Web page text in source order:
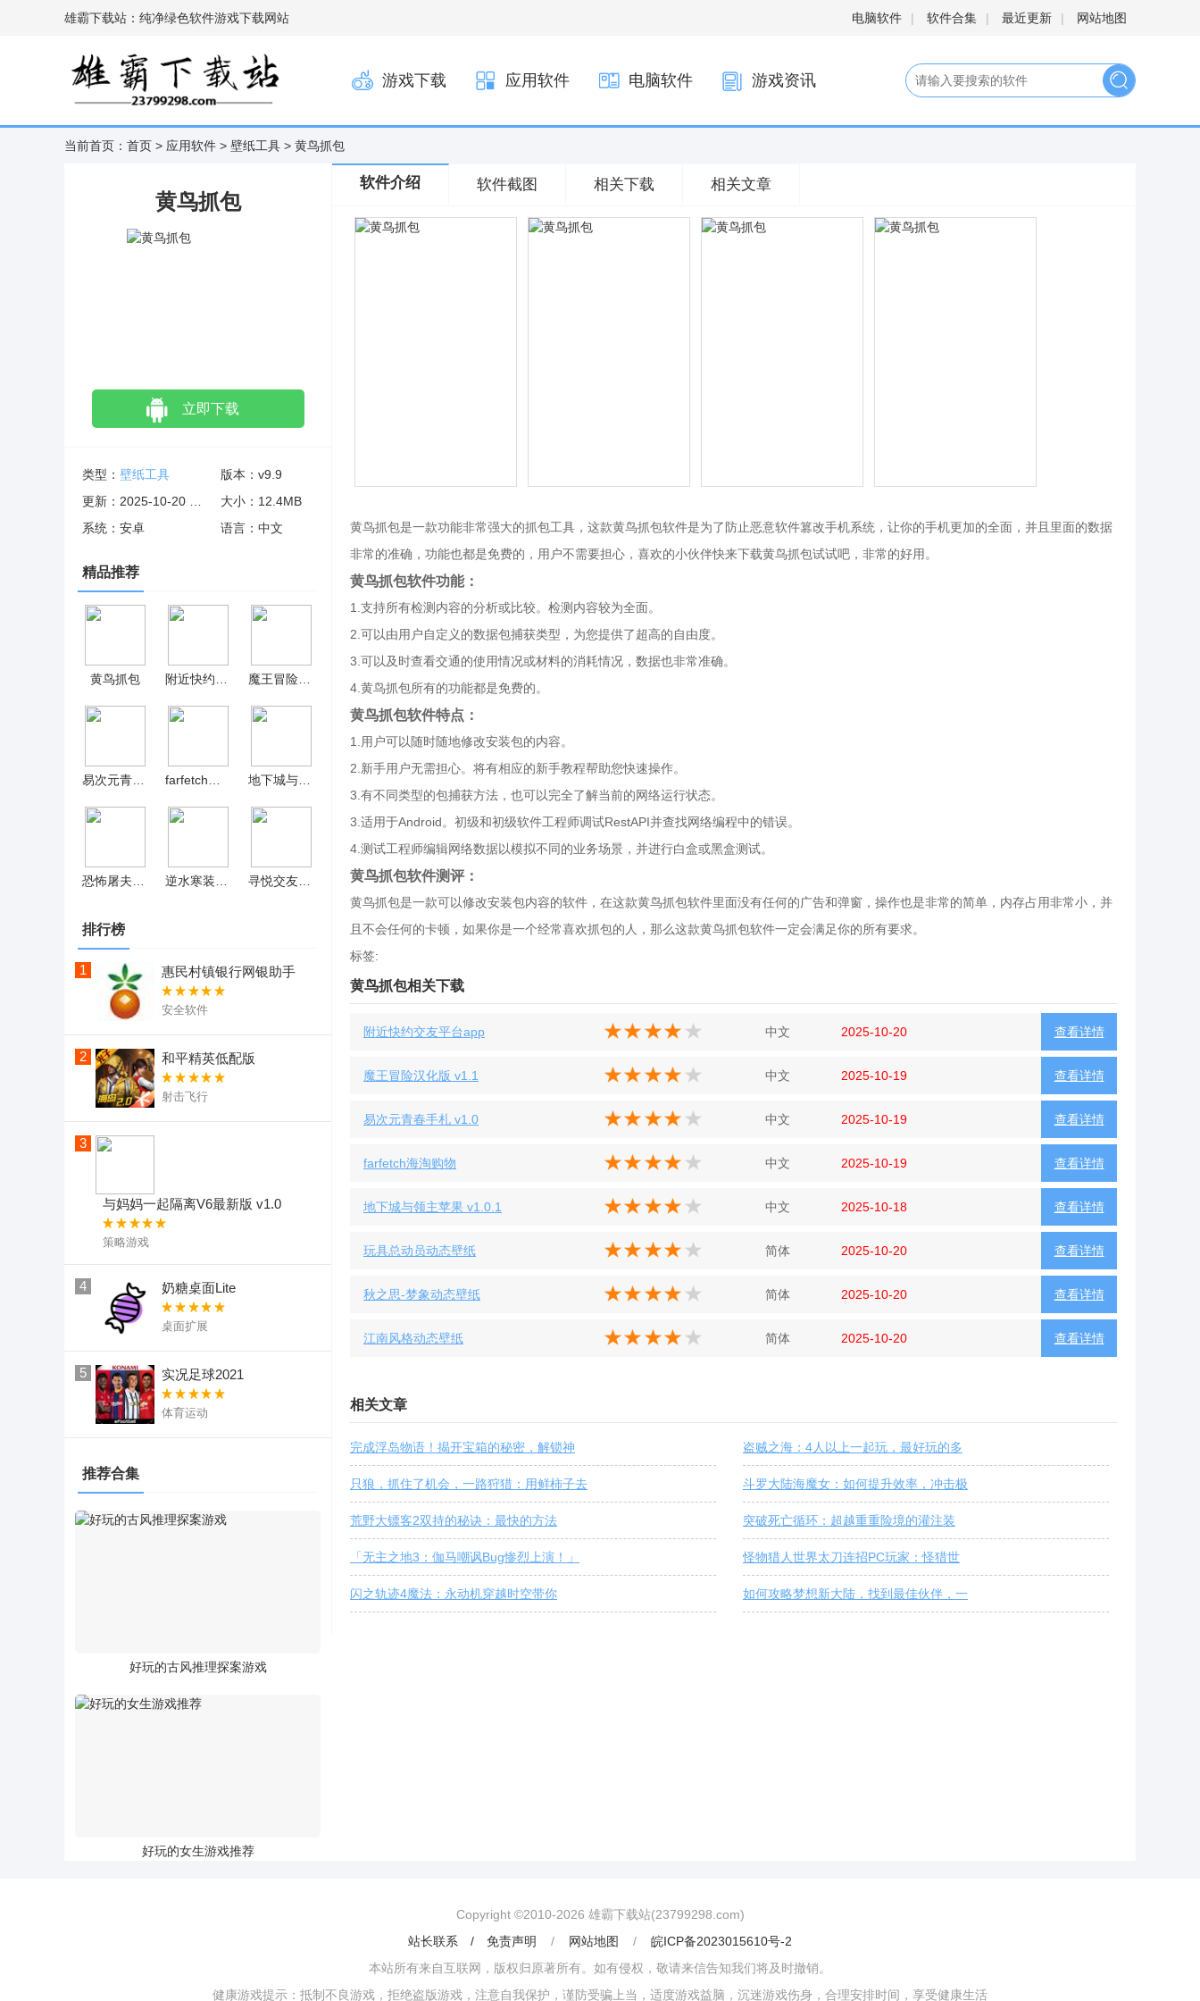
雄霸下载站：纯净绿色软件游戏下载网站 电脑软件 | 软件合集 | 最近更新 | 网站地图
游戏下载 应用软件 电脑软件 游戏资讯
当前首页： 首页 > 应用软件 > 壁纸工具 > 黄鸟抓包
黄鸟抓包
立即下载
类型： 壁纸工具
版本：v9.9
大小：12.4MB
系统：安卓
语言：中文
精品推荐
黄鸟抓包
排行榜
1 惠民村镇银行网银助手
安全软件
2 和平精英低配版
射击飞行
3
与妈妈一起隔离V6最新版 v1.0
策略游戏
4 奶糖桌面Lite
桌面扩展
5 实况足球2021
体育运动
推荐合集
好玩的古风推理探案游戏
好玩的女生游戏推荐
软件介绍 软件截图 相关下载 相关文章
黄鸟抓包是一款功能非常强大的抓包工具，这款黄鸟抓包软件是为了防止恶意软件篡改手机系统，让你的手机更加的全面，并且里面的数据
非常的准确，功能也都是免费的，用户不需要担心，喜欢的小伙伴快来下载黄鸟抓包试试吧，非常的好用。
黄鸟抓包软件功能：
1.支持所有检测内容的分析或比较。检测内容较为全面。
2.可以由用户自定义的数据包捕获类型，为您提供了超高的自由度。
3.可以及时查看交通的使用情况或材料的消耗情况，数据也非常准确。
4.黄鸟抓包所有的功能都是免费的。
黄鸟抓包软件特点：
1.用户可以随时随地修改安装包的内容。
2.新手用户无需担心。将有相应的新手教程帮助您快速操作。
3.有不同类型的包捕获方法，也可以完全了解当前的网络运行状态。
3.适用于Android。初级和初级软件工程师调试RestAPI并查找网络编程中的错误。
4.测试工程师编辑网络数据以模拟不同的业务场景，并进行白盒或黑盒测试。
黄鸟抓包软件测评：
黄鸟抓包是一款可以修改安装包内容的软件，在这款黄鸟抓包软件里面没有任何的广告和弹窗，操作也是非常的简单，内存占用非常小，并
且不会任何的卡顿，如果你是一个经常喜欢抓包的人，那么这款黄鸟抓包软件一定会满足你的所有要求。
标签:
黄鸟抓包相关下载
查看详情
附近快约交友平台app 中文 2025-10-20
查看详情
魔王冒险汉化版 v1.1 中文 2025-10-19
查看详情
易次元青春手札 v1.0 中文 2025-10-19
查看详情
farfetch海淘购物 中文 2025-10-19
查看详情
地下城与领主苹果 v1.0.1 中文 2025-10-18
查看详情
玩具总动员动态壁纸 简体 2025-10-20
查看详情
秋之思-梦象动态壁纸 简体 2025-10-20
查看详情
江南风格动态壁纸 简体 2025-10-20
相关文章
完成浮岛物语！揭开宝箱的秘密，解锁神 盗贼之海：4人以上一起玩，最好玩的多
只狼，抓住了机会，一路狩猎：用鲜柿子去 斗罗大陆海魔女：如何提升效率，冲击极
荒野大镖客2双持的秘诀：最快的方法 突破死亡循环：超越重重险境的灌注装
「无主之地3：伽马嘲讽Bug惨烈上演！」 怪物猎人世界太刀连招PC玩家：怪猎世
闪之轨迹4魔法：永动机穿越时空带你 如何攻略梦想新大陆，找到最佳伙伴，一
Copyright ©2010-2026 雄霸下载站(23799298.com)
站长联系 / 免责声明
/ 网站地图 /
皖ICP备2023015610号-2
本站所有来自互联网，版权归原著所有。如有侵权，敬请来信告知我们将及时撤销。
健康游戏提示：抵制不良游戏，拒绝盗版游戏，注意自我保护，谨防受骗上当，适度游戏益脑，沉迷游戏伤身，合理安排时间，享受健康生活